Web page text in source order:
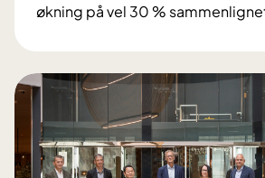
økning på vel 30 %
k
s
p
e
r